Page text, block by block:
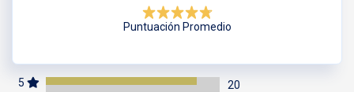
Puntuación Promedio
5 5 Clasificación por estrellas (danger)
20